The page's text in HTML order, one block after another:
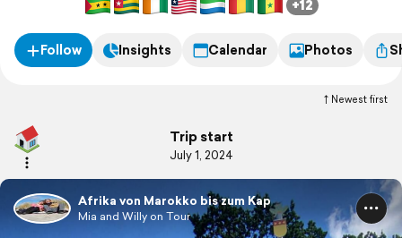
dafür Zeit.
+12
Follow Insights Calendar Photos
Newest first
Trip start
July 1, 2024
Afrika von Marokko bis zum Kap
Mia and Willy on Tour